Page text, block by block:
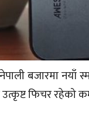
बजारमा नयाँ
फिचर रहेको